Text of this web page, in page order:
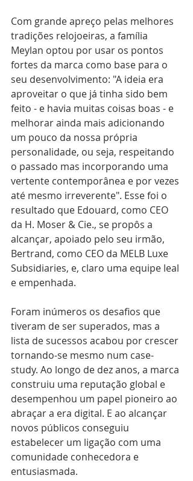
Com grande apreço pelas melhores
tradições relojoeiras, a família
Meylan optou por usar os pontos
fortes da marca como base para o
seu desenvolvimento: "A ideia era
aproveitar o que já tinha sido bem
feito - e havia muitas coisas boas - e
melhorar ainda mais adicionando
um pouco da nossa própria
personalidade, ou seja, respeitando
o passado mas incorporando uma
vertente contemporânea e por vezes
até mesmo irreverente". Esse foi o
resultado que Edouard, como CEO
da H. Moser & Cie., se propôs a
alcançar, apoiado pelo seu irmão,
Bertrand, como CEO da MELB Luxe
Subsidiaries, e, claro uma equipe leal
e empenhada.
Foram inúmeros os desafios que
tiveram de ser superados, mas a
lista de sucessos acabou por crescer
tornando-se mesmo num case-
study. Ao longo de dez anos, a marca
construiu uma reputação global e
desempenhou um papel pioneiro ao
abraçar a era digital. E ao alcançar
novos públicos conseguiu
estabelecer um ligação com uma
comunidade conhecedora e
entusiasmada.